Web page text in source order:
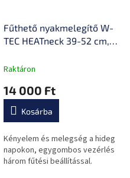
Fűthető nyakmelegítő W-
TEC HEATneck 39-52 cm,
nyakfűtés, 3 fűtési mód
Raktáron
14 000 Ft
Kosárba
Kényelem és melegség a hideg
napokon, egygombos vezérlés
három fűtési beállítással.